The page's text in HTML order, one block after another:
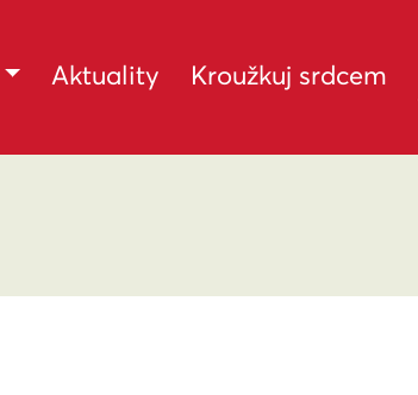
Aktuality Kroužkuj srdcem